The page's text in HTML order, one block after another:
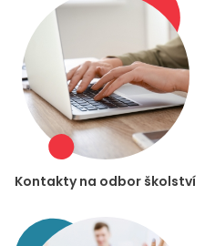
Kontakty na odbor školství